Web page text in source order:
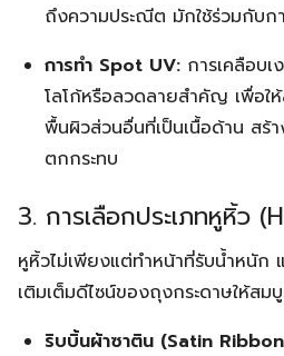
ถึงความประณีต มักใช้ร่วมกับก
การทำ Spot UV: การเคลือบเ
โลโก้หรือลวดลายสำคัญ เพื่อใ
พื้นผิวส่วนอื่นที่เป็นเนื้อด้าน สร้
ตกกระทบ
3. การเลือกประเภทหูหิ้ว
หูหิ้วไม่เพียงแต่ทำหน้าที่รับน้ำหนั
เติมเต็มดีไซน์ของถุงกระดาษให้ส
ริบบิ้นผ้าซาติน (Satin